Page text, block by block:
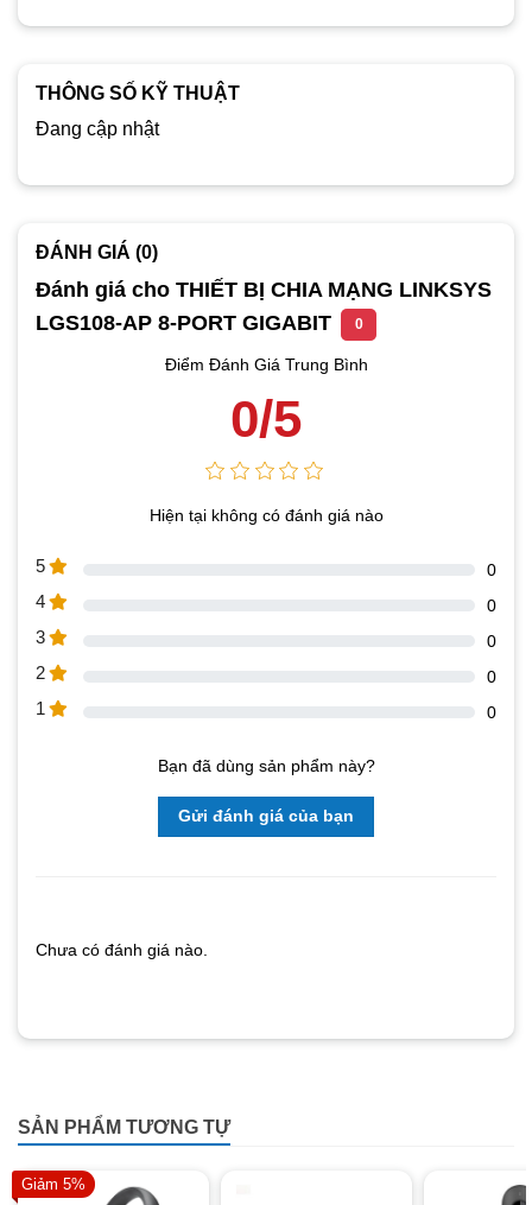
THÔNG SỐ KỸ THUẬT
Đang cập nhật
ĐÁNH GIÁ (0)
Đánh giá cho THIẾT BỊ CHIA MẠNG LINKSYS
LGS108-AP 8-PORT GIGABIT
0
Điểm Đánh Giá Trung Bình
0/5
Hiện tại không có đánh giá nào
5 0
4 0
3 0
2 0
1 0
Bạn đã dùng sản phẩm này?
Gửi đánh giá của bạn
Chưa có đánh giá nào.
SẢN PHẨM TƯƠNG TỰ
Giảm 5%